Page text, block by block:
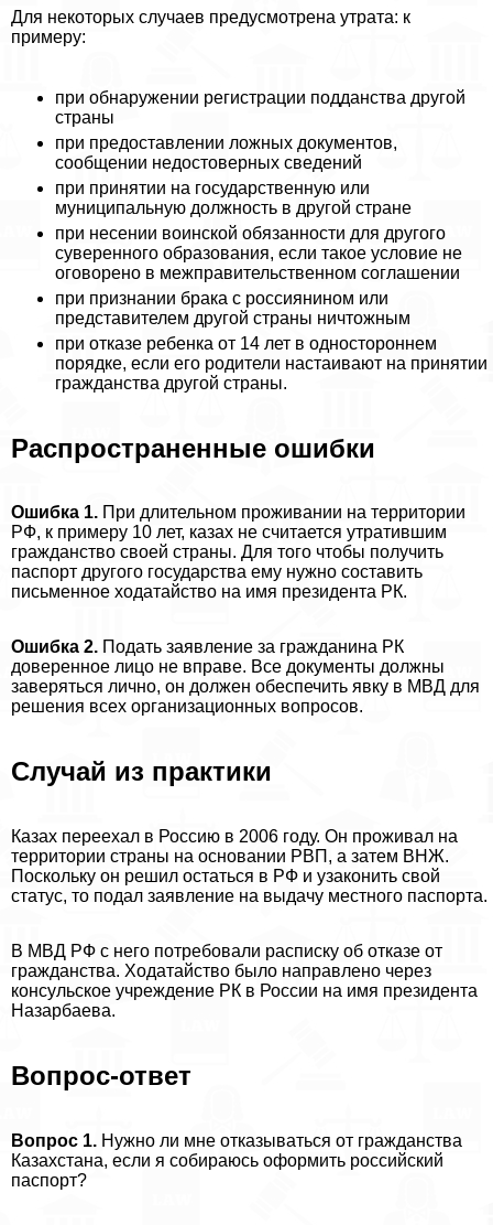
Для некоторых случаев предусмотрена утрата: к
примеру:
при обнаружении регистрации подданства другой
страны
при предоставлении ложных документов,
сообщении недостоверных сведений
при принятии на государственную или
муниципальную должность в другой стране
при несении воинской обязанности для другого
суверенного образования, если такое условие не
оговорено в межправительственном соглашении
при признании бpaка с россиянином или
представителем другой страны ничтожным
при отказе ребенка от 14 лет в одностороннем
порядке, если его родители настаивают на принятии
гражданства другой страны.
Распространенные ошибки
Ошибка 1. При длительном проживании на территории
РФ, к примеру 10 лет, казах не считается утратившим
гражданство своей страны. Для того чтобы получить
паспорт другого государства ему нужно составить
письменное ходатайство на имя президента РК.
Ошибка 2. Подать заявление за гражданина РК
доверенное лицо не вправе. Все документы должны
заверяться лично, он должен обеспечить явку в МВД для
решения всех организационных вопросов.
Случай из пpaктики
Казах переехал в Россию в 2006 году. Он проживал на
территории страны на основании РВП, а затем ВНЖ.
Поскольку он решил остаться в РФ и узаконить свой
статус, то подал заявление на выдачу местного паспорта.
В МВД РФ с него потребовали расписку об отказе от
гражданства. Ходатайство было направлено через
консульское учреждение РК в России на имя президента
Назарбаева.
Вопрос-ответ
Вопрос 1. Нужно ли мне отказываться от гражданства
Казахстана, если я собираюсь оформить российский
паспорт?